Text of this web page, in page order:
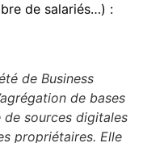
de salariés…) :
de Business
de bases
de sources digitales
propriétaires. Elle